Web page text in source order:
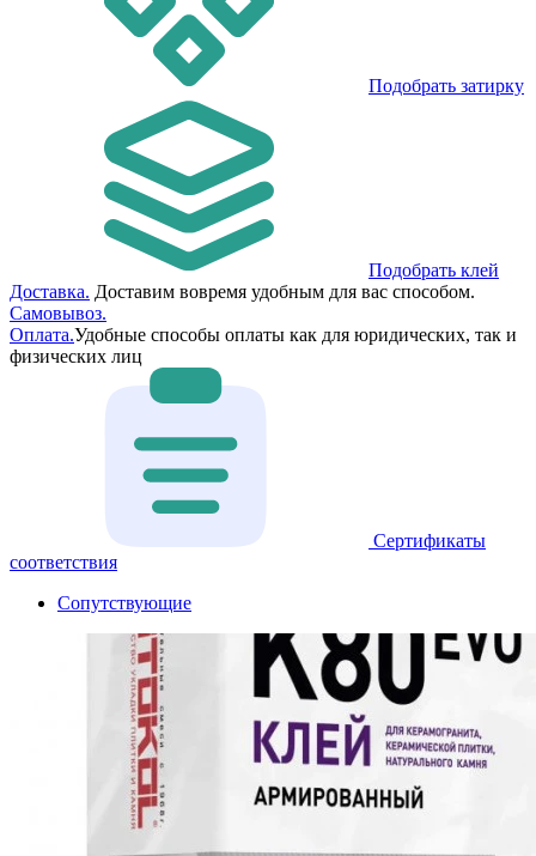
Подобрать затирку
Подобрать клей
Доставка. Доставим вовремя удобным для вас способом.
Самовывоз.
Оплата.Удобные способы оплаты как для юридических, так и
физических лиц
Сертификаты
соответствия
Сопутствующие